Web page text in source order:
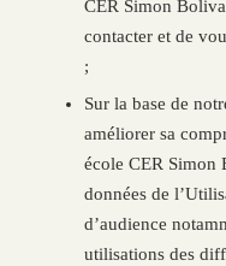
CER Simon
contacter et de
;
Sur la base de
améliorer sa
école CER Simon
données de
d’audience
utilisations des